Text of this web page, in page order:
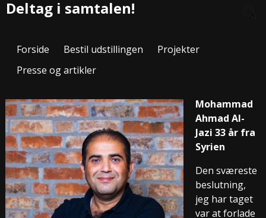
Deltag i samtalen!
Forside Bestil udstillingen
Projekter
Presse og artikler
Mohammad
Ahmad Al-
Jazi 33 år fra
Syrien
Den sværeste
beslutning,
jeg har taget
var at forlade